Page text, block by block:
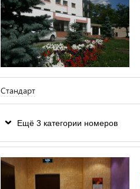
Стандарт
Ещё 3 категории номеров